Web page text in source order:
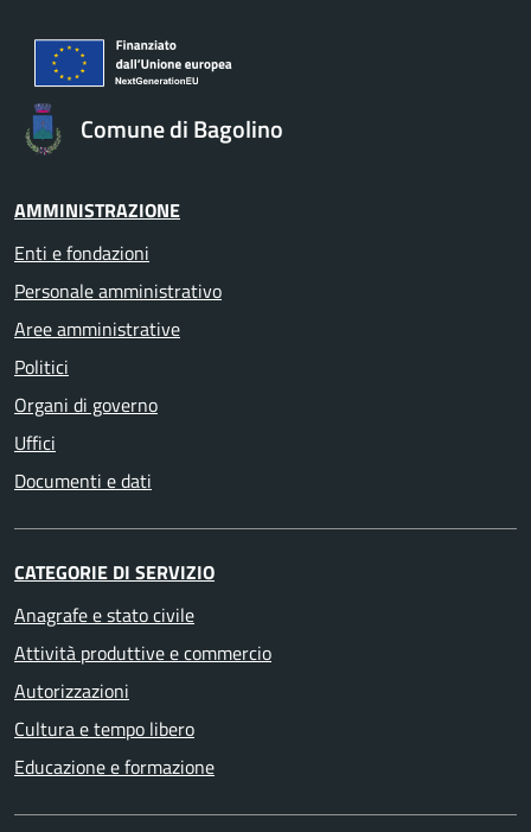
Comune di Bagolino
AMMINISTRAZIONE
Enti e fondazioni
Personale amministrativo
Aree amministrative
Politici
Organi di governo
Uffici
Documenti e dati
CATEGORIE DI SERVIZIO
Anagrafe e stato civile
Attività produttive e commercio
Autorizzazioni
Cultura e tempo libero
Educazione e formazione